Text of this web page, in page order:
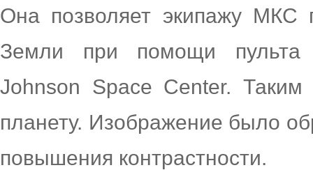
Она позволяет экипажу МКС
Земли при помощи пульта
Johnson Space Center.
планету. Изображение было
повышения контрастности.